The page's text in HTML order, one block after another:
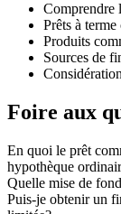
Comprendre
Prêts à
Produits
Sources de
Foire aux
En quoi le prêt
hypothèque
Quelle mise de
Puis-je obtenir un